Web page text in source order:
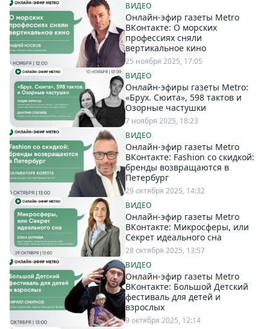
ВИДЕО
Онлайн-эфир газеты Metro
ВКонтакте: О морских
профессиях сняли
вертикальное кино
25 ноября 2025, 17:05
ВИДЕО
Онлайн-эфиры газеты Metro:
«Брух. Сюита», 598 тактов и
Озорные частушки
7 ноября 2025, 18:23
ВИДЕО
Онлайн-эфир газеты Metro
ВКонтакте: Fashion со скидкой:
бренды возвращаются в
Петербург
29 октября 2025, 14:32
ВИДЕО
Онлайн-эфир газеты Metro
ВКонтакте: Микросферы, или
Секрет идеального сна
28 октября 2025, 13:57
ВИДЕО
Онлайн-эфир газеты Metro
ВКонтакте: Большой Детский
фестиваль для детей и
взрослых
9 октября 2025, 12:14